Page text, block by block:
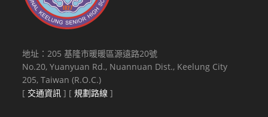
地址：205 基隆市暖暖區源遠路20號
No.20, Yuanyuan Rd., Nuannuan Dist., Keelung City
205, Taiwan (R.O.C.)
[ 交通資訊 ] [規劃路線 ]